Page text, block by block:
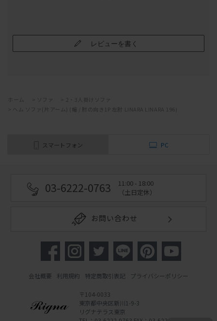
レビューを書く
ホーム ソファ
2・3人掛けソファ
ヘム ソファ(片アーム) (幅 / 肘の向き1P 左肘 LINARA LINARA 196)
スマートフォン PC
03-6222-0763
11:00 - 18:00
（土日定休）
お問い合わせ
会社概要 利用規約 特定商取引表記 プライバシーポリシー
〒104-0033
東京都中央区新川1-9-3
リグナテラス東京